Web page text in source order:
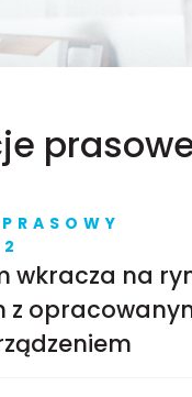
wkracza na
z